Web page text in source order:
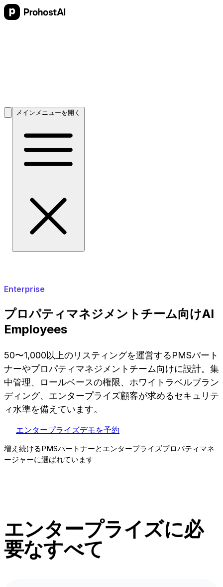
メインメニューを開く
Enterprise
プロパティマネジメントチーム向けAI
Employees
50〜1,000以上のリスティングを運営するPMSパート
ナーやプロパティマネジメントチーム向けに設計。集
中管理、ロールベースの権限、ホワイトラベルブラン
ディング、エンタープライズ顧客が求めるセキュリテ
ィ水準を備えています。
エンタープライズデモを予約
増え続けるPMSパートナーとエンタープライズプロパティマネ
ージャーに選ばれています
エンタープライズに必
要なすべて